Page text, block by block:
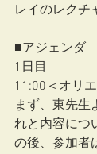
レイのレクチ
■アジェンダ
1日目
11:00＜オリ
まず、東先生
れと内容につ
の後、参加者